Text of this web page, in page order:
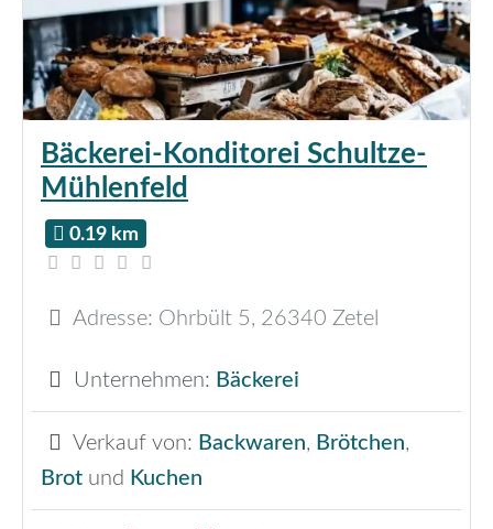
Bäckerei-Konditorei Schultze-
Mühlenfeld
0.19 km
Adresse: Ohrbült 5, 26340 Zetel
Unternehmen: Bäckerei
Verkauf von: Backwaren, Brötchen,
Brot und Kuchen